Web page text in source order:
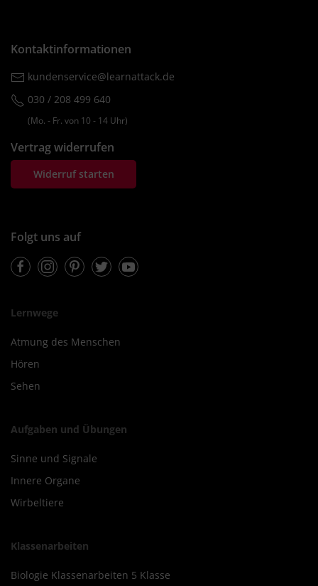
Kontaktinformationen
kundenservice@learnattack.de
030 / 208 499 640
(Mo. ‐ Fr. von 10 ‐ 14 Uhr)
Vertrag widerrufen
Widerruf starten
Folgt uns auf
FacebookInstagramPinterestTwitterYoutube
Lernwege
Atmung des Menschen
Hören
Sehen
Aufgaben und Übungen
Sinne und Signale
Innere Organe
Wirbeltiere
Klassenarbeiten
Biologie Klassenarbeiten 5 Klasse